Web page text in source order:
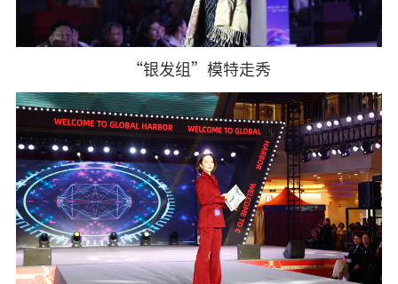
“银发组”模特走秀